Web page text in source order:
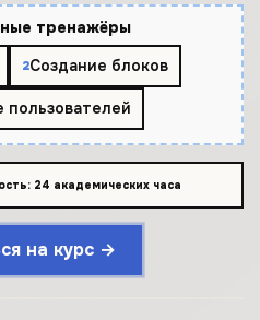
тренажёры
2Создание блоков
пользователей
24 академических часа
на курс →